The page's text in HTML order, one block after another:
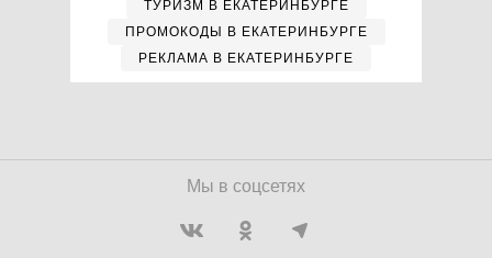
ТУРИЗМ В ЕКАТЕРИНБУРГЕ
ПРОМОКОДЫ В ЕКАТЕРИНБУРГЕ
РЕКЛАМА В ЕКАТЕРИНБУРГЕ
Мы в соцсетях